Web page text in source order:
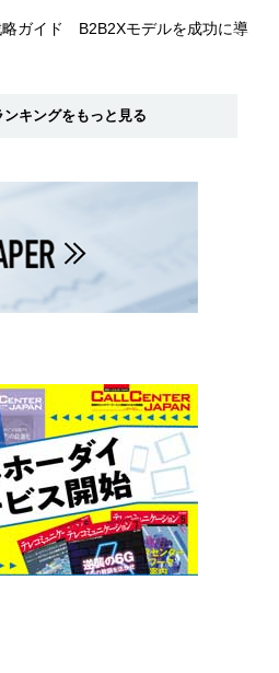
ガイド B2B2Xモデルを成功に導
キングをもっと見る